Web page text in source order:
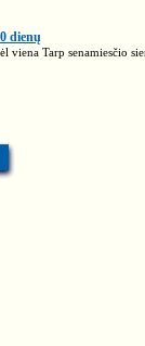
dienų
viena Tarp senamiesčio